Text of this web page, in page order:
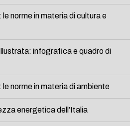
norme in materia di cultura e
infografica e quadro di
norme in materia di ambiente
energetica dell’Italia